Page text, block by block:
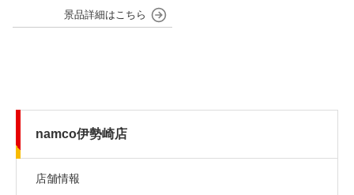
namco伊勢崎店
店舗情報